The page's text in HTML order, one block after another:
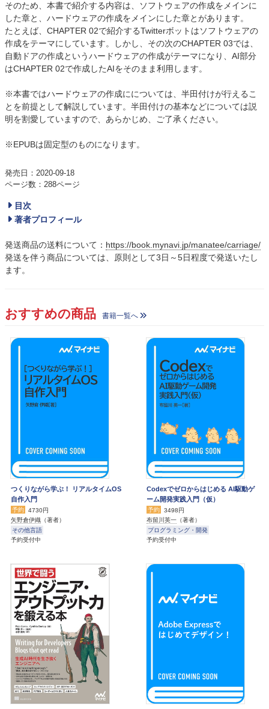
そのため、本書で紹介する内容は、ソフトウェアの作成をメインに
した章と、ハードウェアの作成をメインにした章とがあります。
たとえば、CHAPTER 02で紹介するTwitterボットはソフトウェアの
作成をテーマにしています。しかし、その次のCHAPTER 03では、
自動ドアの作成というハードウェアの作成がテーマになり、AI部分
はCHAPTER 02で作成したAIをそのまま利用します。
※本書ではハードウェアの作成にについては、半田付けが行えるこ
とを前提として解説しています。半田付けの基本などについては説
明を割愛していますので、あらかじめ、ご了承ください。
※EPUBは固定型のものになります。
発売日：2020-09-18
ページ数：288ページ
目次
著者プロフィール
発送商品の送料について： https://book.mynavi.jp/manatee/carriage/
発送を伴う商品については、原則として3日～5日程度で発送いたし
ます。
おすすめの商品 書籍一覧へ
つくりながら学ぶ！ リアルタイムOS
自作入門
予約
4730円
矢野倉伊織 （著者）
その他言語
予約受付中
Codexでゼロからはじめる AI駆動ゲ
ーム開発実践入門（仮）
予約
3498円
布留川英一 （著者）
プログラミング・開発
予約受付中